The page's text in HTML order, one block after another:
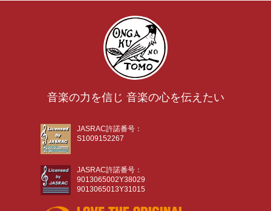
音楽の力を信じ 音楽の心を伝えたい
JASRAC許諾番号：
S1009152267
JASRAC許諾番号：
9013065002Y38029
9013065013Y31015